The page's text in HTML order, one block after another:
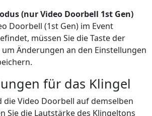
(nur Video Doorbell 1st Gen)
Doorbell (1st Gen) im Event
müssen Sie die Taste der
Änderungen an den Einstellungen
für das Klingel
Video Doorbell auf demselben
Sie die Lautstärke des Klingeltons